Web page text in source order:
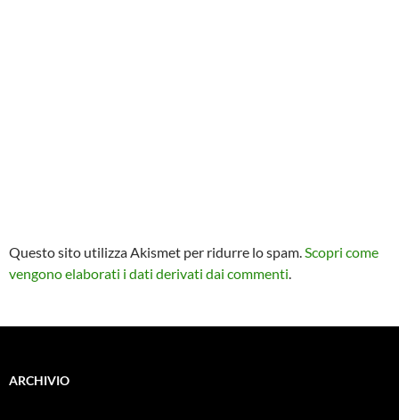
Questo sito utilizza Akismet per ridurre lo spam.Scopri come
vengono elaborati i dati derivati dai commenti.
ARCHIVIO